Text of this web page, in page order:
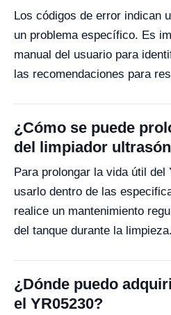
Los códigos de error indican
un problema específico. Es
manual del usuario para
las recomendaciones para
¿Cómo se puede
del limpiador
Para prolongar la vida útil del
usarlo dentro de las
realice un mantenimiento
del tanque durante la limpieza.
¿Dónde puedo
el YR05230?